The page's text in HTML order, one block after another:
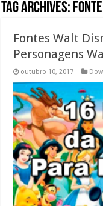
Tag Archives:
Fontes Walt
Personagens
outubro 10, 2017